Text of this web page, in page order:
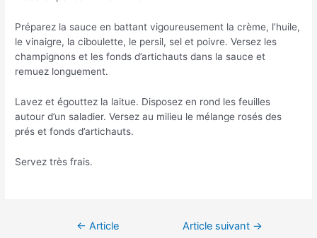
Préparez la sauce en battant vigoureusement la crème, l’huile,
le vinaigre, la ciboulette, le persil, sel et poivre. Versez les
champignons et les fonds d’artichauts dans la sauce et
remuez longuement.
Lavez et égouttez la laitue. Disposez en rond les feuilles
autour d’un saladier. Versez au milieu le mélange rosés des
prés et fonds d’artichauts.
Servez très frais.
Navigation← Article
Article suivant →